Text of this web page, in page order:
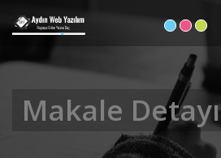
Makale Detayı